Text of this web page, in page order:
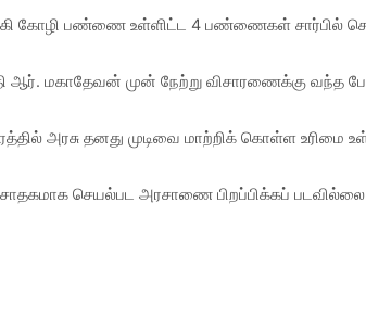
கோழி பண்ணை உள்ளிட்ட 4 பண்ணைகள் சார்பில்
ஆர். மகாதேவன் முன் நேற்று விசாரணைக்கு வந்த
அரசு தனது முடிவை மாற்றிக் கொள்ள உரிமை
சாதகமாக செயல்பட அரசாணை பிறப்பிக்கப் படவில்லை